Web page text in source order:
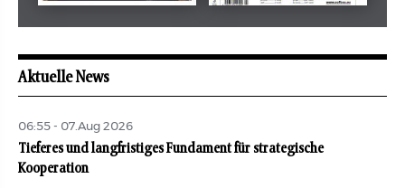
revue juive aufbau
Aktuelle News
06:55 - 07.Aug 2026
Tieferes und langfristiges Fundament für strategische
Kooperation